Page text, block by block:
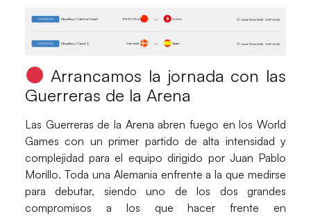
Arrancamos la jornada con las
Guerreras de la Arena
Las Guerreras de la Arena abren fuego en losWorld
Games con un primer partido de alta intensidad y
complejidad para el equipo dirigido por Juan Pablo
Morillo. Toda una Alemania enfrente a la que medirse
para debutar, siendo uno de los dos grandes
compromisos a los que hacer frente en